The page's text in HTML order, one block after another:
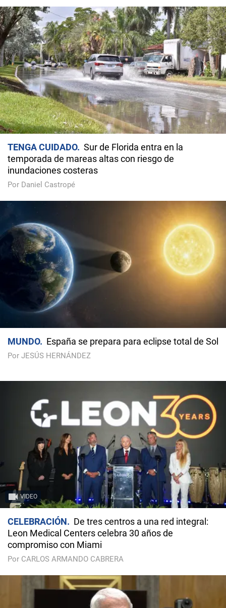
TENGA CUIDADO
Sur de Florida entra en la
temporada de mareas altas con riesgo de
inundaciones costeras
Por Daniel Castropé
MUNDO España se prepara para eclipse total de Sol
Por JESÚS HERNÁNDEZ
VIDEO
CELEBRACIÓN
De tres centros a una red integral:
Leon Medical Centers celebra 30 años de
compromiso con Miami
Por CARLOS ARMANDO CABRERA